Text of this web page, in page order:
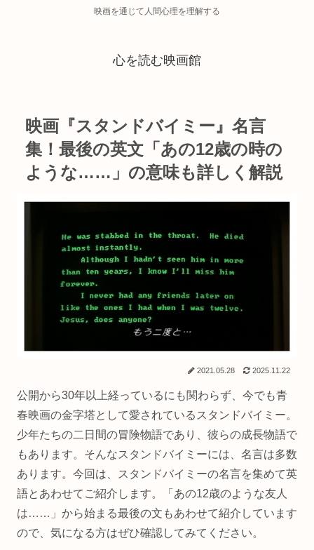
映画を通じて人間心理を理解する
心を読む映画館
映画『スタンドバイミー』名言
集！最後の英文「あの12歳の時の
ような……」の意味も詳しく解説
2021.05.28 2025.11.22
公開から30年以上経っているにも関わらず、今でも青
春映画の金字塔として愛されているスタンドバイミー。
少年たちの二日間の冒険物語であり、彼らの成長物語で
もあります。そんなスタンドバイミーには、名言は多数
あります。今回は、スタンドバイミーの名言を集めて英
語とあわせてご紹介します。「あの12歳のような友人
は……」から始まる最後の文もあわせて紹介しています
ので、気になる方はぜひ確認してみてください。